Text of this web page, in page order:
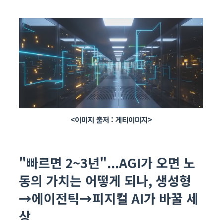
<이미지 출저 : 게티이미지>
"빠르면 2~3년"...AGI가 오면 노
동의 가치는 어떻게 되나, 생성형
→에이전틱→피지컬 AI가 바꿀 세
상